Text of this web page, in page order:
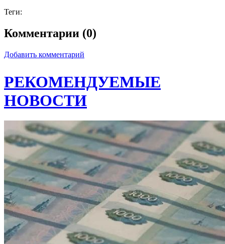
Теги:
Комментарии (0)
Добавить комментарий
РЕКОМЕНДУЕМЫЕ
НОВОСТИ